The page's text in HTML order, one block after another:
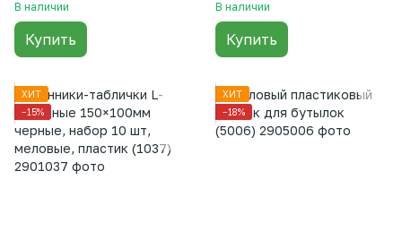
меловые, пластик (1028)
В наличии
Купить
меловые, пластик (1021)
В наличии
Купить
ХИТ
−15%
ХИТ
−18%